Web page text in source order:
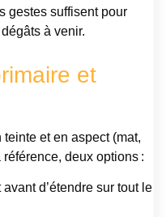
gestes suffisent pour
à venir.
et
et en aspect (mat,
deux options :
d’étendre sur tout le